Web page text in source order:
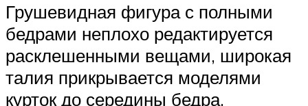
Грушевидная фигура с полными
бедрами неплохо редактируется
расклешенными вещами, широкая
талия прикрывается моделями
курток до середины бедра,